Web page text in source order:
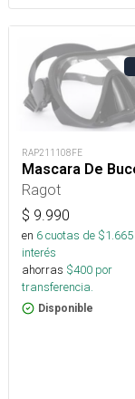
RAP211108FE
Mascara De
Ragot
$ 9.990
en 6cuotas de $1.665
interés
ahorras $400 por
transferencia.
Disponible